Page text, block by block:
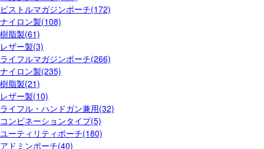
ピストルマガジンポーチ(172)
ナイロン製(108)
樹脂製(61)
レザー製(3)
ライフルマガジンポーチ(266)
ナイロン製(235)
樹脂製(21)
レザー製(10)
ライフル・ハンドガン兼用(32)
コンビネーションタイプ(5)
ユーティリティポーチ(180)
アドミンポーチ(40)